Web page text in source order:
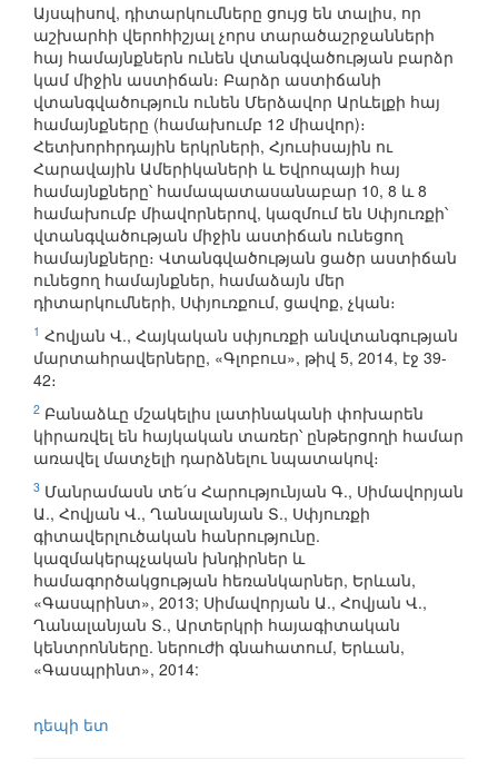
Այսպիսով, դիտարկումները ցույց են տալիս, որ
աշխարհի վերոհիշյալ չորս տարածաշրջանների
հայ համայնքներն ունեն վտանգվածության բարձր
կամ միջին աստիճան։ Բարձր աստիճանի
վտանգվածություն ունեն Մերձավոր Արևելքի հայ
համայնքները (համախումբ 12 միավոր)։
Հետխորհրդային երկրների, Հյուսիսային ու
Հարավային Ամերիկաների և Եվրոպայի հայ
համայնքները՝ համապատասանաբար 10, 8 և 8
համախումբ միավորներով, կազմում են Սփյուռքի՝
վտանգվածության միջին աստիճան ունեցող
համայնքները։ Վտանգվածության ցածր աստիճան
ունեցող համայնքներ, համաձայն մեր
դիտարկումների, Սփյուռքում, ցավոք, չկան։
1 Հովյան Վ., Հայկական սփյուռքի անվտանգության
մարտահրավերները, «Գլոբուս», թիվ 5, 2014, էջ 39-
42։
2 Բանաձևը մշակելիս լատինականի փոխարեն
կիրառվել են հայկական տառեր՝ ընթերցողի համար
առավել մատչելի դարձնելու նպատակով։
3 Մանրամասն տե՛ս Հարությունյան Գ., Սիմավորյան
Ա., Հովյան Վ., Ղանալանյան Տ., Սփյուռքի
գիտավերլուծական հանրությունը.
կազմակերպչական խնդիրներ և
համագործակցության հեռանկարներ, Երևան,
«Գասպրինտ», 2013; Սիմավորյան Ա., Հովյան Վ.,
Ղանալանյան Տ., Արտերկրի հայագիտական
կենտրոնները. ներուժի գնահատում, Երևան,
«Գասպրինտ», 2014:
դեպի ետ